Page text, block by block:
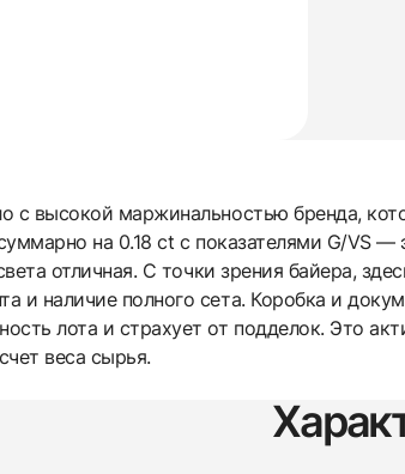
с высокой маржинальностью бренда,
на 0.18 ct с показателями G/VS
отличная. С точки зрения байера,
и наличие полного сета. Коробка и
лота и страхует от подделок. Это
веса сырья.